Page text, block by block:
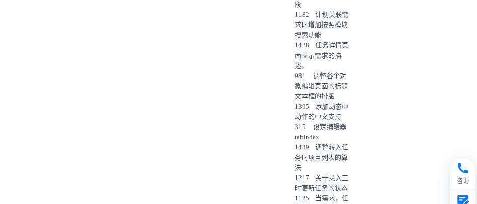
段
1182 计划关联需
求时增加按照模块
搜索功能
1428 任务详情页
面显示需求的描
述。
981 调整各个对
象编辑页面的标题
文本框的排版
1395 添加动态中
动作的中文支持
315 设定编辑器
tabindex
1439 调整转入任
务时项目列表的算
法
1217 关于录入工
时更新任务的状态
1125 当需求，任
咨询